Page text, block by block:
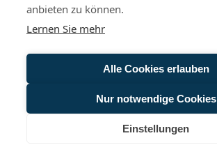
anbieten zu können.
Lernen Sie mehr
Alle Cookies erlauben
Nur notwendige Cookies
Einstellungen